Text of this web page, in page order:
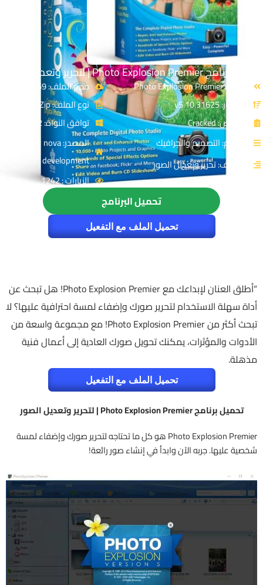
تحميل برنامج Photo Explosion Premier | لتحرير وتعديل الصور
الاسم: Photo Explosion Premier
الإصدار: v5.10.31625
الترخيص: Cracked
القسم: التصميم والجرافيك
التصنيف: تحرير وتعديل الصور
حجم الملف: 269 MB
نوع الملف: Zip
توافق النواة: 32 & 64-Bit
المصدر: nova
development
الزيارات : 1242
تحميل البرنامج
تحميل الملف مع التفعيل
“أطلق العنان لإبداعك مع Photo Explosion Premier! هل تبحث عن
أداة سهلة الاستخدام لتحرير صورك وإضفاء لمسة احترافية عليها؟ لا
تبحث أكثر من Photo Explosion Premier! مع مجموعة واسعة من
الأدوات والمؤثرات، يمكنك تحويل صورك العادية إلى أعمال فنية
مذهلة.
تحميل الملف مع التفعيل
تحميل برنامج Photo Explosion Premier | لتحرير وتعديل الصور
Photo Explosion Premier هو كل ما تحتاجه لتحرير صورك وإضفاء لمسة
شخصية عليها. جربه الآن وابدأ في إنشاء صور رائعة!